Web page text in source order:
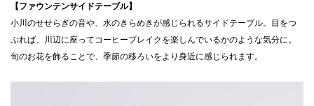
【ファウンテンサイドテーブル】
小川のせせらぎの音や、水のきらめきが感じられるサイドテーブル。目をつ
ぶれば、川辺に座ってコーヒーブレイクを楽しんでいるかのような気分に。
旬のお花を飾ることで、季節の移ろいをより身近に感じられます。